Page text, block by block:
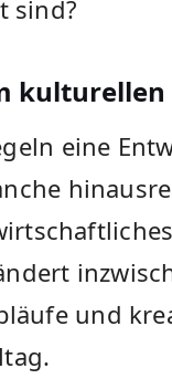
sind?
kulturellen
eine
und